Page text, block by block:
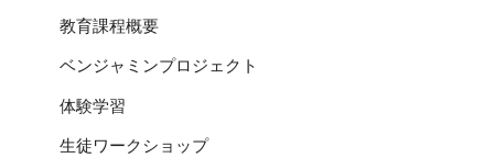
教育課程概要
ベンジャミンプロジェクト
体験学習
生徒ワークショップ